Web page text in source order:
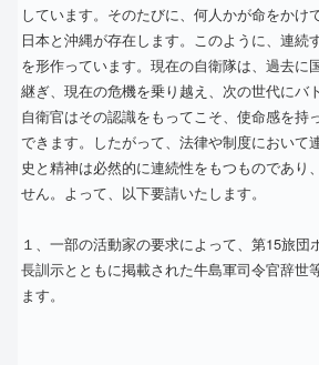
しています。そのたびに、何人かが命をかけ
日本と沖縄が存在します。このように、連続
を形作っています。現在の自衛隊は、過去に
継ぎ、現在の危機を乗り越え、次の世代にバ
自衛官はその認識をもってこそ、使命感を持
できます。したがって、法律や制度において
史と精神は必然的に連続性をもつものであり
せん。よって、以下要請いたします。
１、一部の活動家の要求によって、第15旅
長訓示とともに掲載された牛島軍司令官辞世
ます。